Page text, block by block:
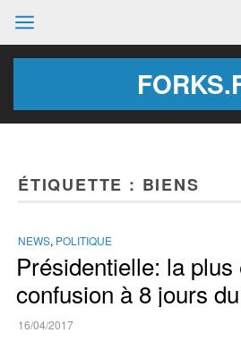
ÉTIQUETTE : BIENS
NEWS, POLITIQUE
Présidentielle: la
confusion à 8 jours
16/04/2017